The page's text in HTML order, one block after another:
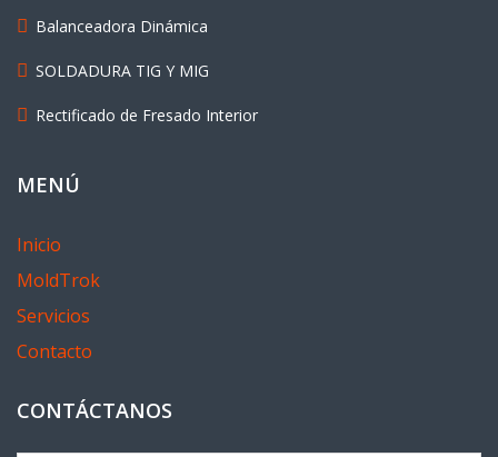
Balanceadora Dinámica
SOLDADURA TIG Y MIG
Rectificado de Fresado Interior
MENÚ
Inicio
MoldTrok
Servicios
Contacto
CONTÁCTANOS